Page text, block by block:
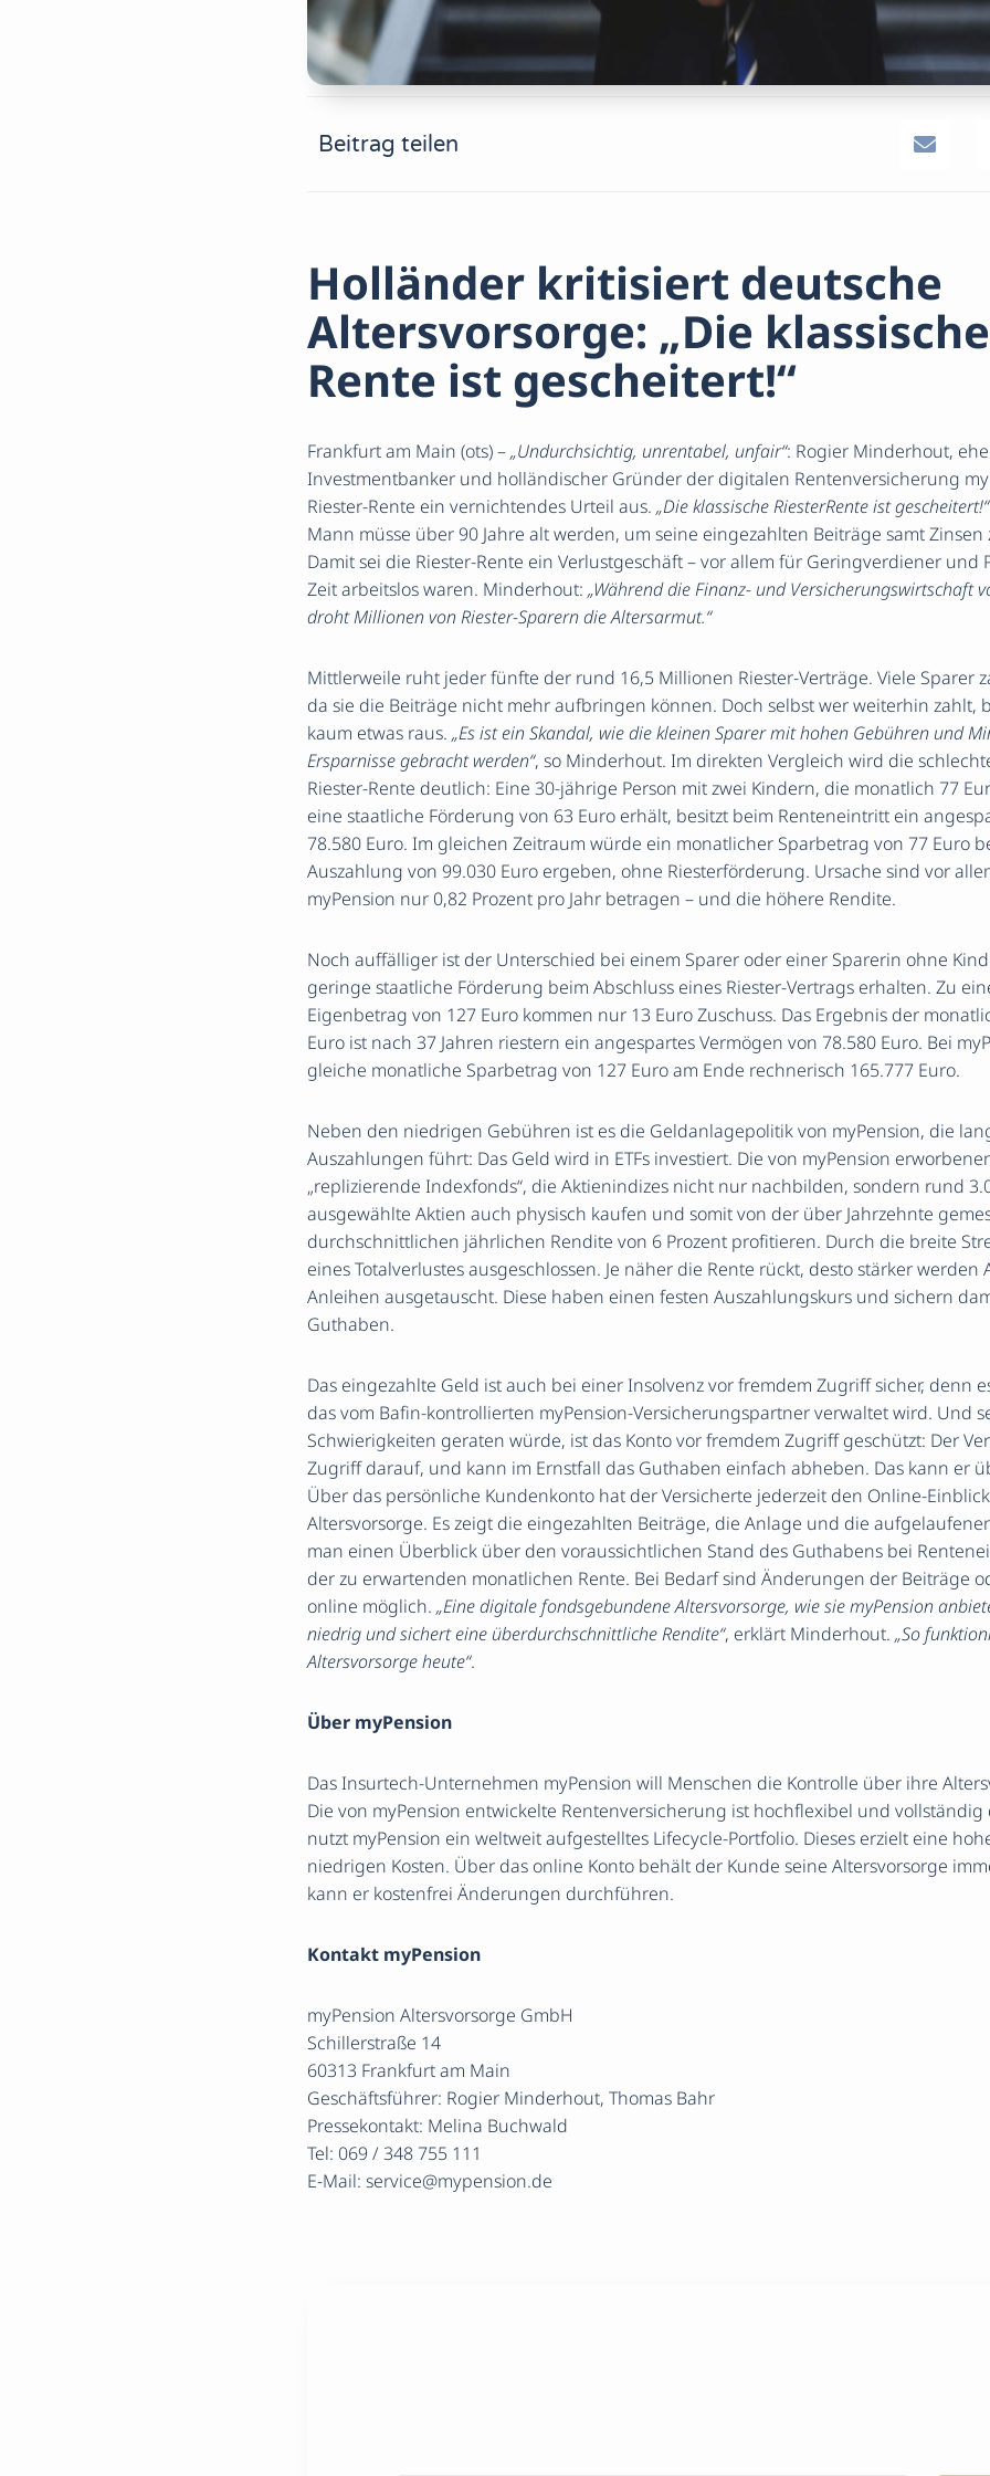
Beitrag teilen
Holländer kritisiert deutsche
Altersvorsorge: „Die
Rente ist gescheitert!“
Frankfurt am Main (ots) –„Undurchsichtig, unrentabel, unfair“: Rogier Minderhout,
Investmentbanker und holländischer Gründer der digitalen Rentenversicherung
Riester-Rente ein vernichtendes Urteil aus. „Die klassische RiesterRente ist gescheitert!“
Mann müsse über 90 Jahre alt werden, um seine eingezahlten Beiträge samt
Damit sei die Riester-Rente ein Verlustgeschäft – vor allem für Geringverdiener und
Zeit arbeitslos waren. Minderhout: „Während die Finanz- und Versicherungswirtschaft
droht Millionen von Riester-Sparern die Altersarmut.“
Mittlerweile ruht jeder fünfte der rund 16,5 Millionen Riester-Verträge. Viele Sparer
da sie die Beiträge nicht mehr aufbringen können. Doch selbst wer weiterhin zahlt,
kaum etwas raus. „Es ist ein Skandal, wie die kleinen Sparer mit hohen Gebühren und
Ersparnisse gebracht werden“, so Minderhout. Im direkten Vergleich wird die
Riester-Rente deutlich: Eine 30-jährige Person mit zwei Kindern, die monatlich 77
eine staatliche Förderung von 63 Euro erhält, besitzt beim Renteneintritt ein
78.580 Euro. Im gleichen Zeitraum würde ein monatlicher Sparbetrag von 77 Euro
Auszahlung von 99.030 Euro ergeben, ohne Riesterförderung. Ursache sind vor
myPension nur 0,82 Prozent pro Jahr betragen – und die höhere Rendite.
Noch auffälliger ist der Unterschied bei einem Sparer oder einer Sparerin ohne
geringe staatliche Förderung beim Abschluss eines Riester-Vertrags erhalten. Zu
Eigenbetrag von 127 Euro kommen nur 13 Euro Zuschuss. Das Ergebnis der
Euro ist nach 37 Jahren riestern ein angespartes Vermögen von 78.580 Euro. Bei
gleiche monatliche Sparbetrag von 127 Euro am Ende rechnerisch 165.777 Euro.
Neben den niedrigen Gebühren ist es die Geldanlagepolitik von myPension, die
Auszahlungen führt: Das Geld wird in ETFs investiert. Die von myPension
„replizierende Indexfonds“, die Aktienindizes nicht nur nachbilden, sondern rund
ausgewählte Aktien auch physisch kaufen und somit von der über Jahrzehnte
durchschnittlichen jährlichen Rendite von 6 Prozent profitieren. Durch die breite
eines Totalverlustes ausgeschlossen. Je näher die Rente rückt, desto stärker
Anleihen ausgetauscht. Diese haben einen festen Auszahlungskurs und sichern
Guthaben.
Das eingezahlte Geld ist auch bei einer Insolvenz vor fremdem Zugriff sicher, denn
das vom Bafin-kontrollierten myPension-Versicherungspartner verwaltet wird. Und
Schwierigkeiten geraten würde, ist das Konto vor fremdem Zugriff geschützt: Der
Zugriff darauf, und kann im Ernstfall das Guthaben einfach abheben. Das kann er
Über das persönliche Kundenkonto hat der Versicherte jederzeit den Online-
Altersvorsorge. Es zeigt die eingezahlten Beiträge, die Anlage und die
man einen Überblick über den voraussichtlichen Stand des Guthabens bei
der zu erwartenden monatlichen Rente. Bei Bedarf sind Änderungen der Beiträge
online möglich. „Eine digitale fondsgebundene Altersvorsorge, wie sie myPension
niedrig und sichert eine überdurchschnittliche Rendite“, erklärt Minderhout. „So
Altersvorsorge heute“.
Über myPension
Das Insurtech-Unternehmen myPension will Menschen die Kontrolle über ihre
Die von myPension entwickelte Rentenversicherung ist hochflexibel und
nutzt myPension ein weltweit aufgestelltes Lifecycle-Portfolio. Dieses erzielt eine
niedrigen Kosten. Über das online Konto behält der Kunde seine Altersvorsorge
kann er kostenfrei Änderungen durchführen.
Kontakt myPension
myPension Altersvorsorge GmbH
Schillerstraße 14
60313 Frankfurt am Main
Geschäftsführer: Rogier Minderhout, Thomas Bahr
Pressekontakt: Melina Buchwald
Tel: 069 / 348 755 111
E-Mail: service@mypension.de